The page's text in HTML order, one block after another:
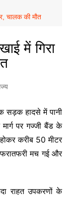
चालक की मौत
में गिरा
सड़क हादसे में पानी
पर गज्जी बैंड के
करीब 50 मीटर
मच गई और
राहत उपकरणों के